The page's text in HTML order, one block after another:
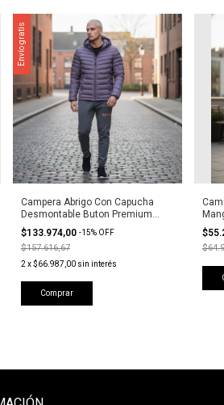
Envío gratis
Campera Abrigo Con Capucha
Desmontable Buton Premium
Stone
$133.974,00 -15% OFF
$157.616,67
2 x$66.987,00 sin interés
Comprar